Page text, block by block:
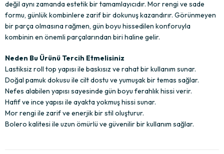
değil aynı zamanda estetik bir tamamlayıcıdır. Mor rengi ve sade
formu, günlük kombinlere zarif bir dokunuş kazandırır. Görünmeyen
bir parça olmasına rağmen, gün boyu hissedilen konforuyla
kombinin en önemli parçalarından biri haline gelir.
Neden Bu Ürünü Tercih Etmelisiniz
Lastiksiz roll top yapısı ile baskısız ve rahat bir kullanım sunar.
Doğal pamuk dokusu ile cilt dostu ve yumuşak bir temas sağlar.
Nefes alabilen yapısı sayesinde gün boyu ferahlık hissi verir.
Hafif ve ince yapısı ile ayakta yokmuş hissi sunar.
Mor rengi ile zarif ve enerjik bir stil oluşturur.
Bolero kalitesi ile uzun ömürlü ve güvenilir bir kullanım sağlar.